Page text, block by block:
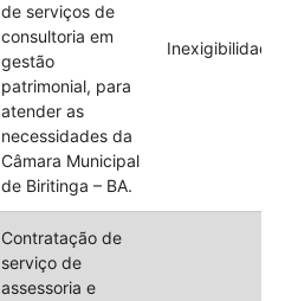
de serviços de
consultoria em
gestão
patrimonial, para
atender as
necessidades da
Câmara Municipal
de Biritinga – BA.
Inexigibilidade
Contratação de
serviço de
assessoria e